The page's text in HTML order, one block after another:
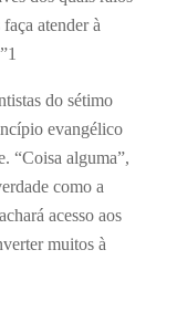
atender à
1
do sétimo
evangélico
“Coisa alguma”,
como a
acesso aos
muitos à